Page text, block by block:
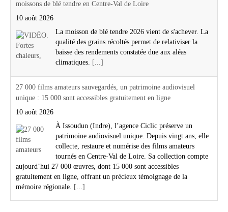
moissons de blé tendre en Centre-Val de Loire
10 août 2026
La moisson de blé tendre 2026 vient de s'achever. La
qualité des grains récoltés permet de relativiser la
baisse des rendements constatée due aux aléas
climatiques. [...]
27 000 films amateurs sauvegardés, un patrimoine audiovisuel
unique : 15 000 sont accessibles gratuitement en ligne
10 août 2026
À Issoudun (Indre), l’agence Ciclic préserve un
patrimoine audiovisuel unique. Depuis vingt ans, elle
collecte, restaure et numérise des films amateurs
tournés en Centre-Val de Loire. Sa collection compte
aujourd’hui 27 000 œuvres, dont 15 000 sont accessibles
gratuitement en ligne, offrant un précieux témoignage de la
mémoire régionale. [...]